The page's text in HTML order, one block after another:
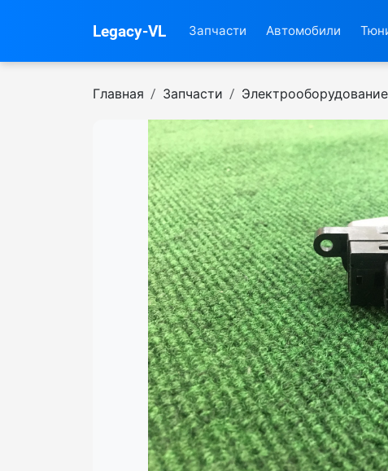
Legacy-VL Запчасти Автомобили
Главная Запчасти Электрооборудование